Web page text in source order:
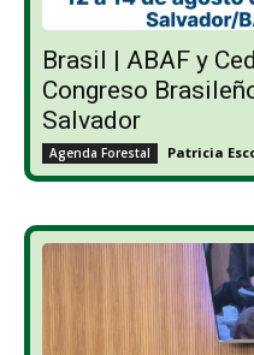
Brasil | ABAF y
Congreso
Salvador
Agenda Forestal Patricia